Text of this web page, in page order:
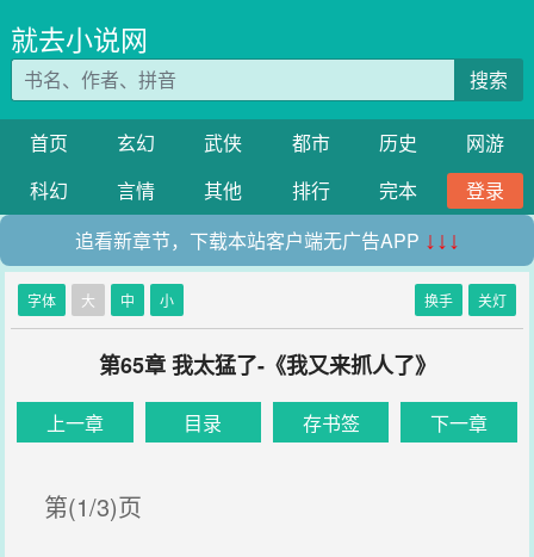
就去小说网
搜索
首页 玄幻 武侠 都市 历史
网游
科幻
言情 其他 排行 完本
登录
追看新章节，下载本站客户端无广告APP ↓↓↓
字体 大 中 小 换手 关灯
第65章 我太猛了-《我又来抓人了》
上一章 目录 存书签 下一章
第(1/3)页